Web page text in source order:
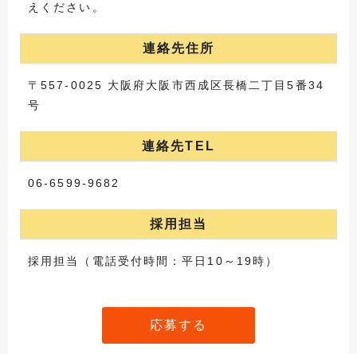
えください。
連絡先住所
〒557-0025 大阪府大阪市西成区長橋二丁目5番34
号
連絡先TEL
06-6599-9682
採用担当
採用担当（電話受付時間：平日10～19時）
応募する